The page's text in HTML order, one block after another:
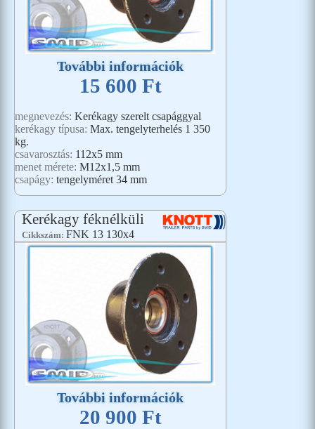
További információk
15 600 Ft
megnevezés: Kerékagy szerelt csapággyal
kerékagy típusa: Max. tengelyterhelés 1 350
kg.
csavarosztás: 112x5 mm
menet mérete: M12x1,5 mm
csapágy: tengelyméret 34 mm
Kerékagy féknélküli
Cikkszám: FNK 13 130x4
További információk
20 900 Ft